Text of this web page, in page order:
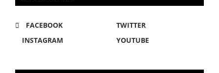
FACEBOOK
TWITTER
INSTAGRAM
YOUTUBE